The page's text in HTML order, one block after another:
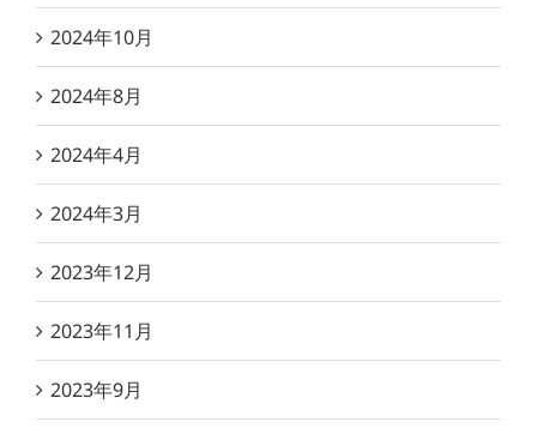
2024年10月
2024年8月
2024年4月
2024年3月
2023年12月
2023年11月
2023年9月